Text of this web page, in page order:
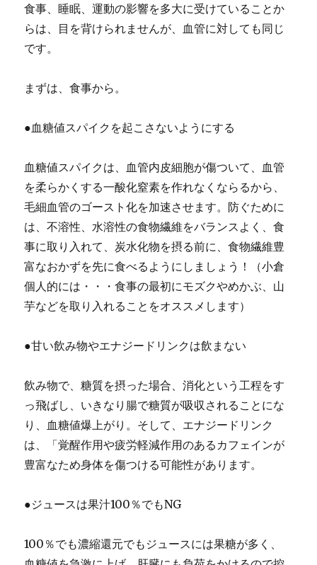
食事、睡眠、運動の影響を多大に受けていることか
らは、目を背けられませんが、血管に対しても同じ
です。
まずは、食事から。
●血糖値スパイクを起こさないようにする
血糖値スパイクは、血管内皮細胞が傷ついて、血管
を柔らかくする一酸化窒素を作れなくならるから、
毛細血管のゴースト化を加速させます。防ぐために
は、不溶性、水溶性の食物繊維をバランスよく、食
事に取り入れて、炭水化物を摂る前に、食物繊維豊
富なおかずを先に食べるようにしましょう！（小倉
個人的には・・・食事の最初にモズクやめかぶ、山
芋などを取り入れることをオススメします）
●甘い飲み物やエナジードリンクは飲まない
飲み物で、糖質を摂った場合、消化という工程をす
っ飛ばし、いきなり腸で糖質が吸収されることにな
り、血糖値爆上がり。そして、エナジードリンク
は、「覚醒作用や疲労軽減作用のあるカフェインが
豊富なため身体を傷つける可能性があります。
●ジュースは果汁100％でもNG
100％でも濃縮還元でもジュースには果糖が多く、